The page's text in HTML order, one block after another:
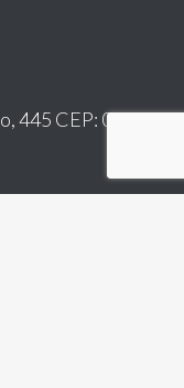
445 CEP: 05415-